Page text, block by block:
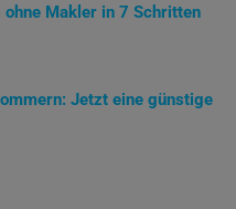
ohne Makler in 7 Schritten
Jetzt eine günstige